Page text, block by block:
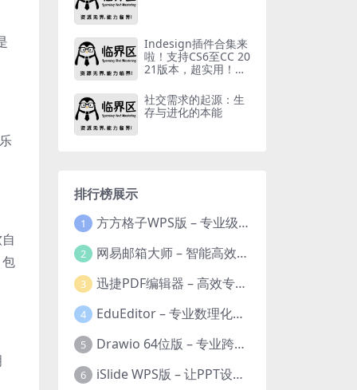
Indesign插件合集来
啦！支持CS6至CC 20
21版本，超实用！
社交需求的起源：生
存与进化的本能
排行榜展示
1 方方格子WPS版 – 专业级Excel/WPS表格效率增强插件
2 网易邮箱大师 – 智能高效的全平台邮箱管理专家
3 迅捷PDF编辑器 – 高效专业的PDF编辑与格式处理工具
4 EduEditor – 专业数理化公式与科学文档编辑器
5 Drawio 64位版 – 专业跨平台图表设计与协作工具
6 iSlide WPS版 – 让PPT设计效率提升10倍的专业插件